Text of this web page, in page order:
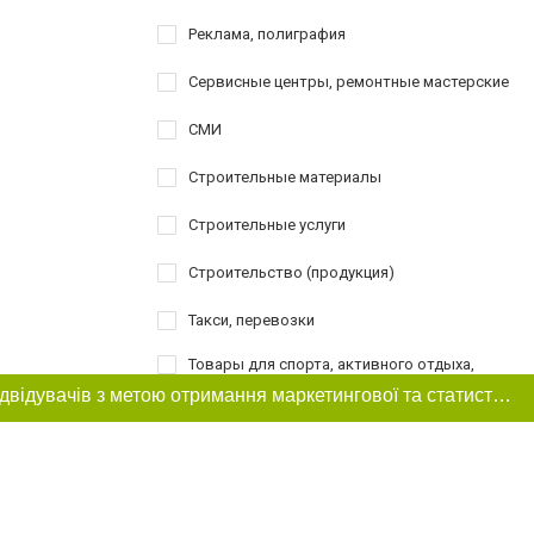
Реклама, полиграфия
Сервисные центры, ремонтные мастерские
СМИ
Строительные материалы
Строительные услуги
Строительство (продукция)
Такси, перевозки
Товары для спорта, активного отдыха,
Услуги
Цей сайт використовує «cookies». Також веб-сайт використовує інтернет-сервіс для збору технічних даних стосовно відвідувачів з метою отримання маркетингової та статистичної інформації. Умови обробки даних відвідувачів сайту див.